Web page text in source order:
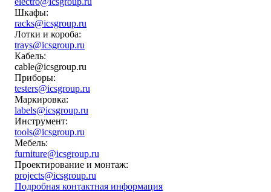
Шкафы:
racks@icsgroup.ru
Лотки и короба:
trays@icsgroup.ru
Кабель:
cable@icsgroup.ru
Приборы:
testers@icsgroup.ru
Маркировка:
labels@icsgroup.ru
Инструмент:
tools@icsgroup.ru
Мебель:
furniture@icsgroup.ru
Проектирование и монтаж:
projects@icsgroup.ru
Подробная контактная информация